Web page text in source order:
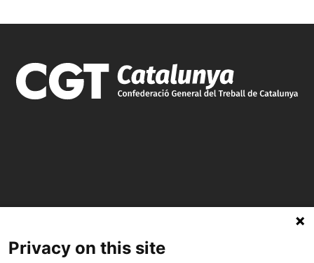
spccc@ spcgtcatalunya.cat
Privacy on this site